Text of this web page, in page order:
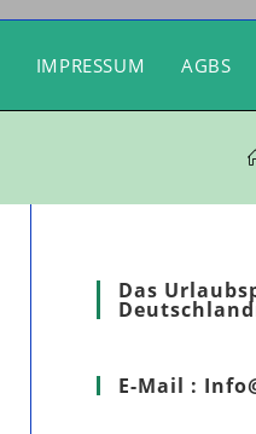
IMPRESSUM AGBS
Das
E-Mail :